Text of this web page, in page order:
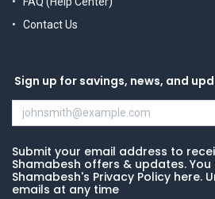
Contact Us
Sign up for savings, news, and
Submit your email address to
Shamabesh offers & updates.
Shamabesh's Privacy Policy here.
emails at any time